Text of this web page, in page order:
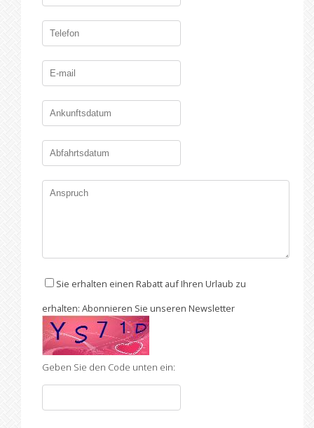
Sie erhalten einen Rabatt auf Ihren Urlaub zu
erhalten: Abonnieren Sie unseren Newsletter
Geben Sie den Code unten ein: